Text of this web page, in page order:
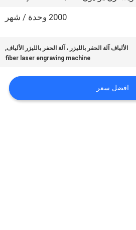
2000 وحدة / شهر
الألياف آلة الحفر بالليزر ، آلة الحفر بالليزر الألياف,
fiber laser engraving machine
افضل سعر